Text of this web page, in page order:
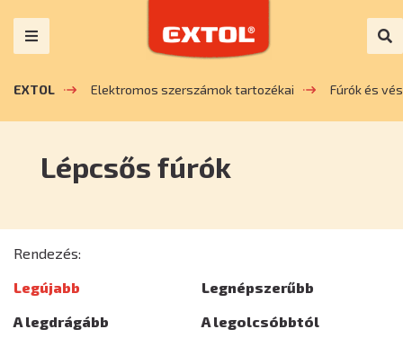
EXTOL Elektromos szerszámok tartozékai Fúrók és
Lépcsős fúrók
Rendezés:
Legújabb
Legnépszerűbb
A legdrágább
A legolcsóbbtól